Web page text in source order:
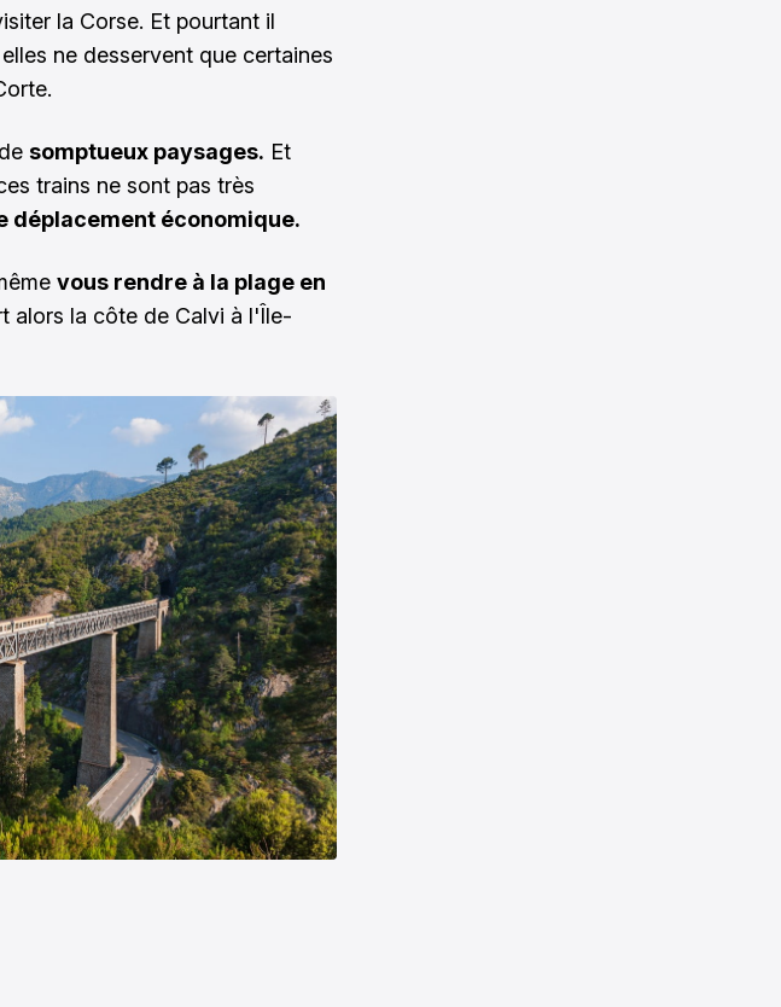
la Corse. Et pourtant il
ne desservent que certaines
somptueux paysages. Et
trains ne sont pas très
déplacement économique.
vous rendre à la plage en
alors la côte de Calvi à l'Île-